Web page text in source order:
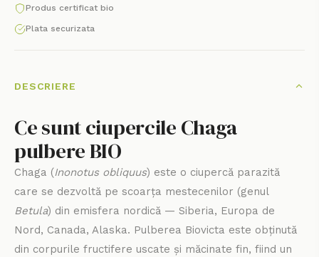
Produs certificat bio
Plata securizata
DESCRIERE
Ce sunt ciupercile Chaga
pulbere BIO
Chaga (Inonotus obliquus) este o ciupercă parazită
care se dezvoltă pe scoarța mestecenilor (genul
Betula) din emisfera nordică — Siberia, Europa de
Nord, Canada, Alaska. Pulberea Biovicta este obținută
din corpurile fructifere uscate și măcinate fin, fiind un